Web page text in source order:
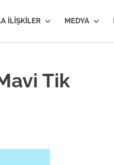
İLIŞKILER MEDYA
Tik